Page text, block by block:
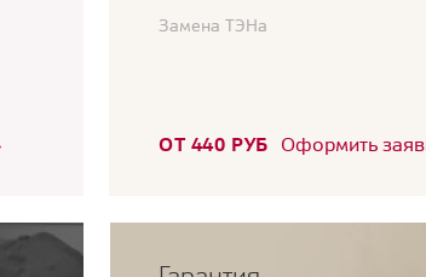
Замена ТЭНа
ОТ 440 РУБ Оформить